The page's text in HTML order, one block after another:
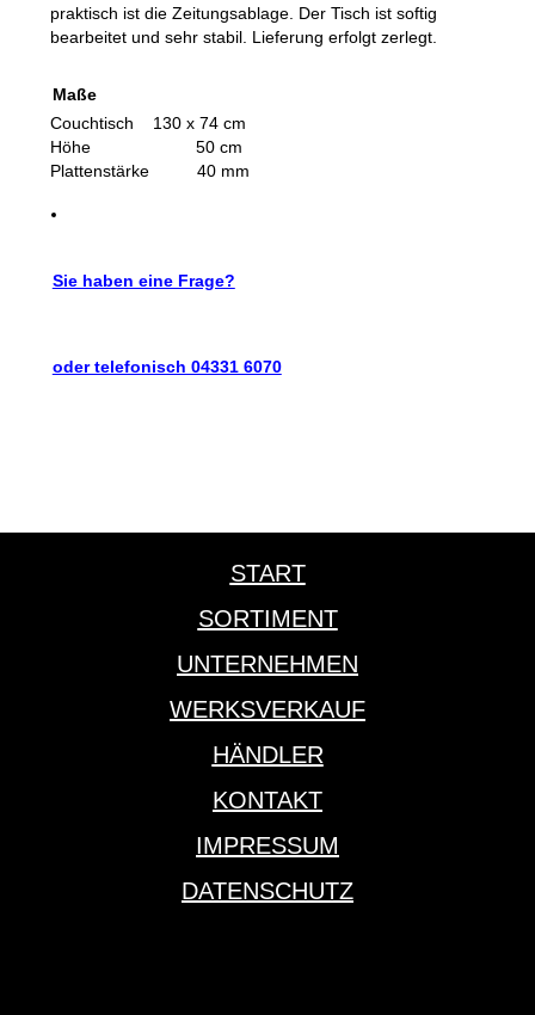
praktisch ist die Zeitungsablage. Der Tisch ist softig
bearbeitet und sehr stabil. Lieferung erfolgt zerlegt.
Maße
Couchtisch 130 x 74 cm
Höhe 50 cm
Plattenstärke 40 mm
Sie haben eine Frage?
oder telefonisch 04331 6070
START
SORTIMENT
UNTERNEHMEN
WERKSVERKAUF
HÄNDLER
KONTAKT
IMPRESSUM
DATENSCHUTZ